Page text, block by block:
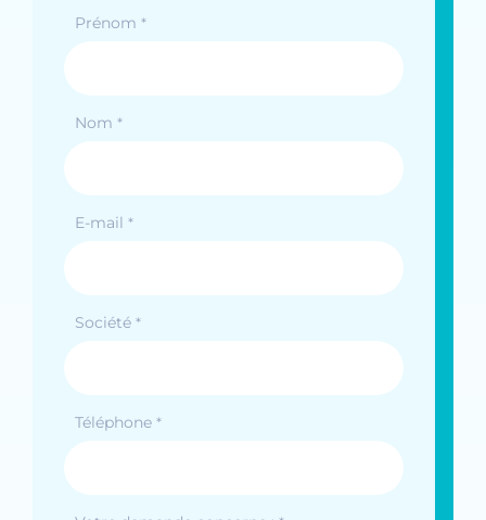
Prénom *
Nom *
E-mail *
Société *
Téléphone *